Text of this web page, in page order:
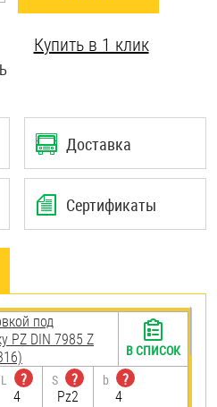
Купить в 1 клик
Доставка
Сертификаты
под
PZ DIN 7985 Z
L
?
4
S
?
Pz2
b
?
4
В СПИСОК